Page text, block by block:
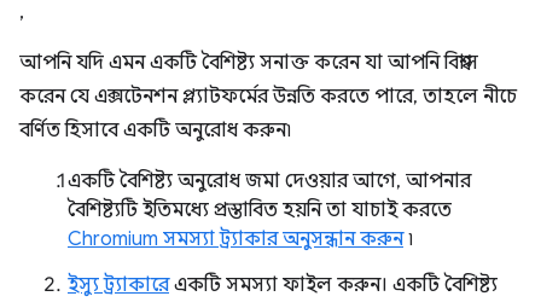
,
আপনি যদি এমন একটি বৈশিষ্ট্য সনাক্ত করেন যা আপনি বিশ্বাস
করেন যে এক্সটেনশন প্ল্যাটফর্মের উন্নতি করতে পারে, তাহলে নীচে
বর্ণিত হিসাবে একটি অনুরোধ করুন৷
একটি বৈশিষ্ট্য অনুরোধ জমা দেওয়ার আগে, আপনার
বৈশিষ্ট্যটি ইতিমধ্যে প্রস্তাবিত হয়নি তা যাচাই করতে
Chromium সমস্যা ট্র্যাকার অনুসন্ধান করুন৷
ইস্যু ট্র্যাকারেএকটি সমস্যা ফাইল করুন। একটি বৈশিষ্ট্য